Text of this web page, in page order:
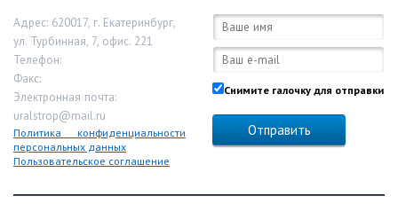
Адрес: 620017, г. Екатеринбург,
ул. Турбинная, 7, офис. 221
Телефон:
Факс:
Электронная почта:
uralstrop@mail.ru
Политика конфиденциальности
персональных данных
Пользовательское соглашение
Снимите галочку для отправки